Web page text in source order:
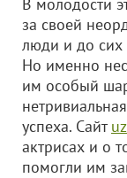
за своей
люди и до сих
Но именно
им особый
успеха. Сайт
актрисах и о
помогли им